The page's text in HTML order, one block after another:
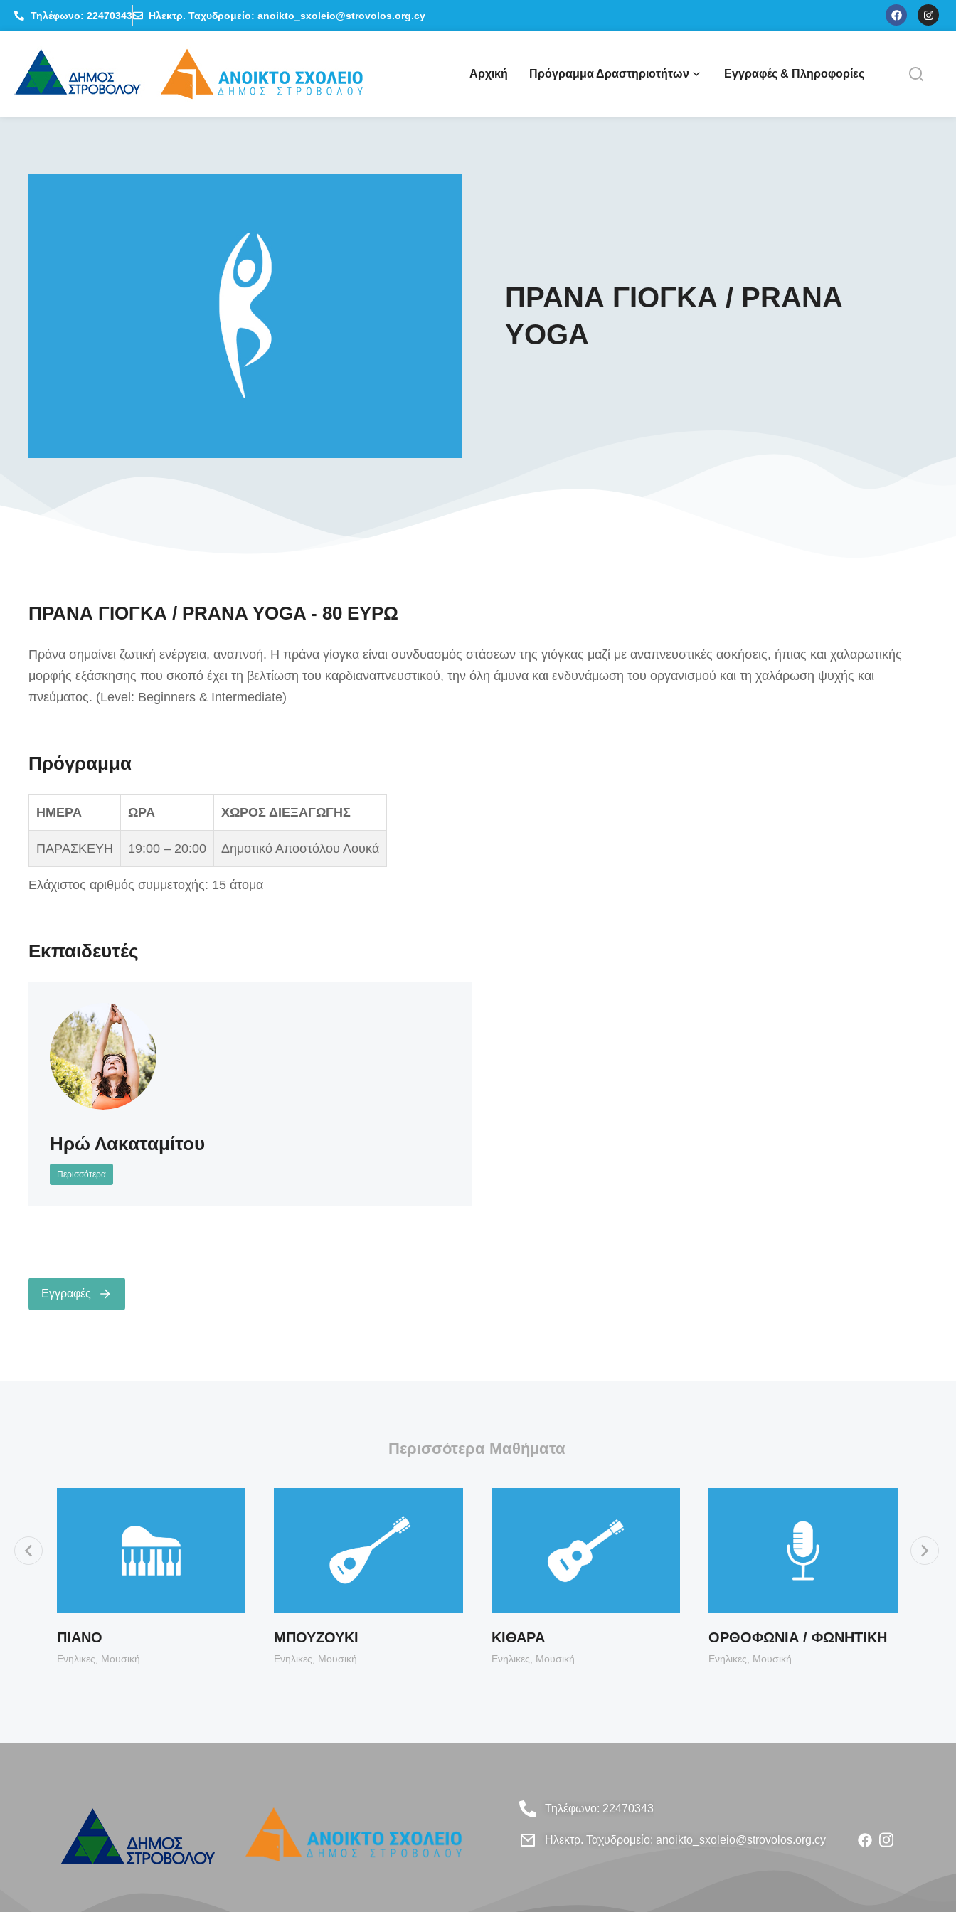
Τηλέφωνο: 22470343 Ηλεκτρ. Ταχυδρομείο: anoikto_sxoleio@strovolos.org.cy
Αρχική Πρόγραμμα Δραστηριοτήτων Εγγραφές & Πληροφορίες
ΠΡΑΝΑ ΓΙΟΓΚΑ / PRANA
YOGA
ΠΡΑΝΑ ΓΙΟΓΚΑ / PRANA YOGA - 80 ΕΥΡΩ
Πράνα σημαίνει ζωτική ενέργεια, αναπνοή. Η πράνα γίογκα είναι συνδυασμός στάσεων της γιόγκας μαζί με αναπνευστικές ασκήσεις, ήπιας και χαλαρωτικής
μορφής εξάσκησης που σκοπό έχει τη βελτίωση του καρδιαναπνευστικού, την όλη άμυνα και ενδυνάμωση του οργανισμού και τη χαλάρωση ψυχής και
πνεύματος. (Level: Beginners & Intermediate)
Πρόγραμμα
ΗΜΕΡΑ ΩΡΑ ΧΩΡΟΣ ΔΙΕΞΑΓΩΓΗΣ
ΠΑΡΑΣΚΕΥΗ 19:00 – 20:00 Δημοτικό Αποστόλου Λουκά
Ελάχιστος αριθμός συμμετοχής: 15 άτομα
Εκπαιδευτές
Ηρώ Λακαταμίτου
Περισσότερα
Εγγραφές
Περισσότερα Μαθήματα
ΠΙΑΝΟ
Ενηλικες, Μουσική
ΜΠΟΥΖΟΥΚΙ
Ενηλικες, Μουσική
ΚΙΘΑΡΑ
Ενηλικες, Μουσική
ΟΡΘΟΦΩΝΙΑ / ΦΩΝΗΤΙΚΗ
Ενηλικες, Μουσική
Τηλέφωνο: 22470343
Ηλεκτρ. Ταχυδρομείο: anoikto_sxoleio@strovolos.org.cy